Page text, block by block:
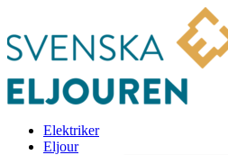
Elektriker
Eljour